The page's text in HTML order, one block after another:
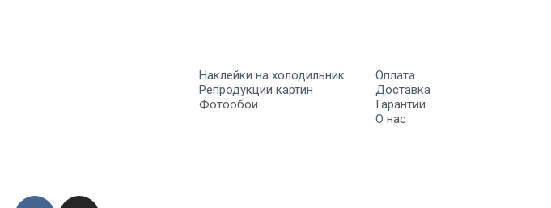
Наклейки на холодильник
Репродукции картин
Фотообои
Оплата
Доставка
Гарантии
О нас